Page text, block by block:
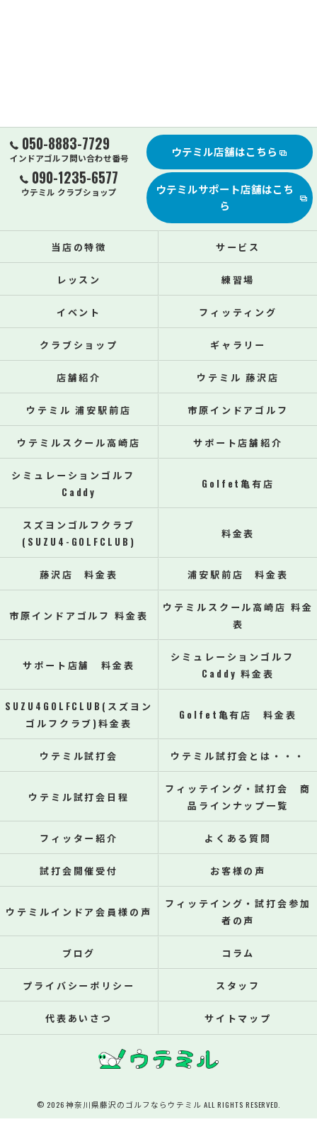
050-8883-7729
インドアゴルフ問い合わせ番号
090-1235-6577
ウテミル クラブショップ
ウテミル店舗はこちら
ウテミルサポート店舗はこち
ら
当店の特徴 サービス
レッスン 練習場
イベント フィッティング
クラブショップ ギャラリー
店舗紹介 ウテミル 藤沢店
ウテミル 浦安駅前店 市原インドアゴルフ
ウテミルスクール高崎店 サポート店舗紹介
シミュレーションゴルフ
Caddy
Golfet亀有店
スズヨンゴルフクラブ
(SUZU4-GOLFCLUB)
料金表
藤沢店 料金表 浦安駅前店 料金表
市原インドアゴルフ 料金表
ウテミルスクール高崎店 料金
表
サポート店舗 料金表
シミュレーションゴルフ
Caddy 料金表
SUZU4GOLFCLUB(スズヨン
ゴルフクラブ)料金表
Golfet亀有店 料金表
ウテミル試打会 ウテミル試打会とは・・・
ウテミル試打会日程
フィッテイング・試打会 商
品ラインナップ一覧
フィッター紹介 よくある質問
試打会開催受付 お客様の声
ウテミルインドア会員様の声
フィッテイング・試打会参加
者の声
ブログ コラム
プライバシーポリシー スタッフ
代表あいさつ サイトマップ
© 2026 神奈川県藤沢のゴルフならウテミル ALL RIGHTS RESERVED.